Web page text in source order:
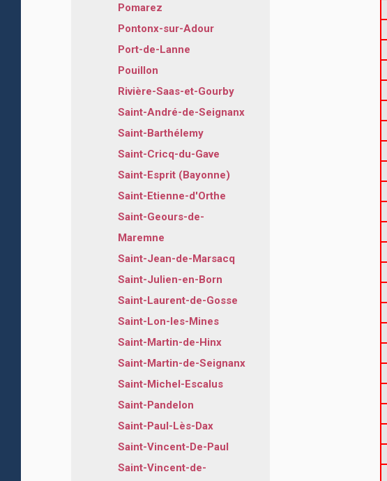
Pomarez
Pontonx-sur-Adour
Port-de-Lanne
Pouillon
Rivière-Saas-et-Gourby
Saint-André-de-Seignanx
Saint-Barthélemy
Saint-Cricq-du-Gave
Saint-Esprit (Bayonne)
Saint-Etienne-d'Orthe
Saint-Geours-de-
Maremne
Saint-Jean-de-Marsacq
Saint-Julien-en-Born
Saint-Laurent-de-Gosse
Saint-Lon-les-Mines
Saint-Martin-de-Hinx
Saint-Martin-de-Seignanx
Saint-Michel-Escalus
Saint-Pandelon
Saint-Paul-Lès-Dax
Saint-Vincent-De-Paul
Saint-Vincent-de-